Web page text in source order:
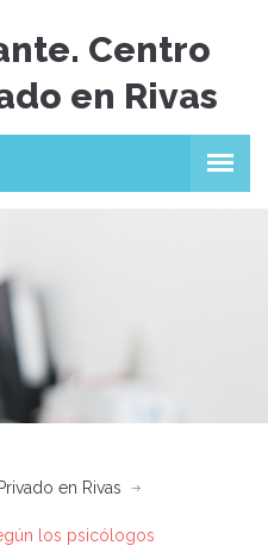
Centro
en Rivas
en Rivas
los psicólogos